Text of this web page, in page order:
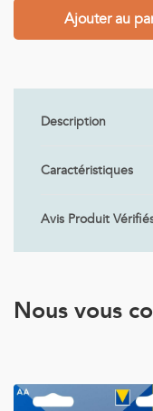
Ajouter au
Description
Caractéristiques
Avis Produit
Nous vous